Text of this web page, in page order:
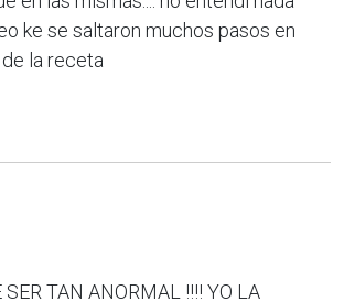
ke se saltaron muchos pasos en
la receta
SER TAN ANORMAL !!!! YO LA